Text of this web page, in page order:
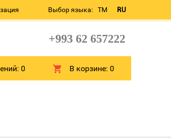
Выбор языка: TM RU
+993 62 657222
0 В корзине:0